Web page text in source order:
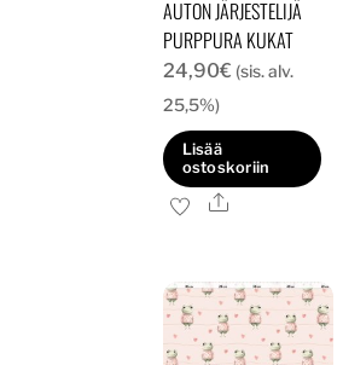
AUTON JÄRJESTELIJÄ
PURPPURA KUKAT
24,90€ (sis. alv.
25,5%)
Lisää
ostoskoriin
Ale